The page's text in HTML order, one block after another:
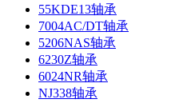
55KDE13轴承
7004AC/DT轴承
5206NAS轴承
6230Z轴承
6024NR轴承
NJ338轴承